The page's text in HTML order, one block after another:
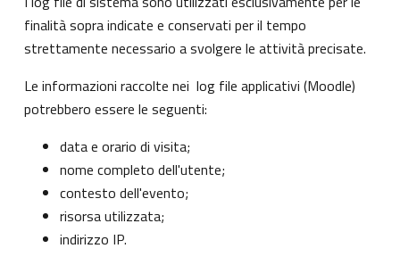
finalità sopra indicate e conservati per il tempo
strettamente necessario a svolgere le attività precisate.
Le informazioni raccolte nei log file applicativi (Moodle)
potrebbero essere le seguenti:
data e orario di visita;
nome completo dell'utente;
contesto dell'evento;
risorsa utilizzata;
indirizzo IP.